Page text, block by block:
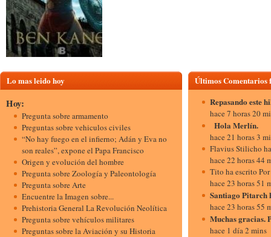
Lo mas leido hoy
Hoy:
Pregunta sobre armamento
Preguntas sobre vehiculos civiles
“No hay fuego en el infierno; Adán y Eva no
son reales”, expone el Papa Francisco
Origen y evolución del hombre
Pregunta sobre Zoología y Paleontología
Pregunta sobre Arte
Encuentre la Imagen sobre...
Prehistoria General La Revolución Neolítica
Pregunta sobre vehículos militares
Preguntas sobre la Aviación y su Historia
Últimos
Repasando este
hace 7 horas 20
Hola
hace 21 horas 3
Flavius Stilicho
hace 22 horas 44
Tito ha escrito
hace 23 horas 51
Santiago Pitarch
hace 23 horas 55
Muchas gracias.
hace 1 día 2 mins